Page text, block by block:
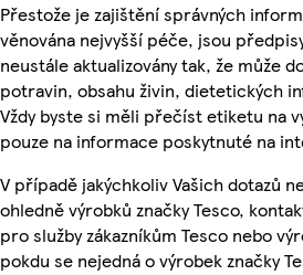
Přestože je zajištění správných
věnována nejvyšší péče, jsou
neustále aktualizovány tak, že může
potravin, obsahu živin, dietetických
Vždy byste si měli přečíst etiketu na
pouze na informace poskytnuté na
V případě jakýchkoliv Vašich dotazů
ohledně výrobků značky Tesco,
pro služby zákazníkům Tesco nebo
pokdu se nejedná o výrobek značky